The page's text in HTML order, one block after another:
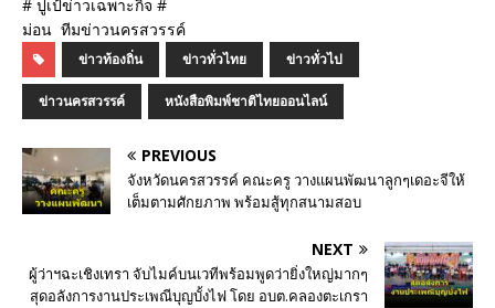
# ปูเป้ข่าวเฉพาะกิจ #
ม่อน ทีมข่าวนครสวรรค์
ข่าวท้องถิ่น ข่าวทั่วไทย ข่าวทั่วไป
ข่าวนครสวรรค์ หนังสือพิมพ์ชาติไทยออนไลน์
PREVIOUS
จังหวัดนครสวรรค์ คณะครู วางแผนพัฒนาลูกๆเดอะจีให้
เต็มตามศักยภาพ พร้อมสู้ทุกสนามสอบ
NEXT
ผู้ว่าฯฉะเชิงเทรา จับไมค์บนเวทีพร้อมพูดว่ายิ่งใหญ่มากๆ
สุดอลังการงานประเพณีบุญบั้งไฟ โดย อบต.คลองตะเกรา